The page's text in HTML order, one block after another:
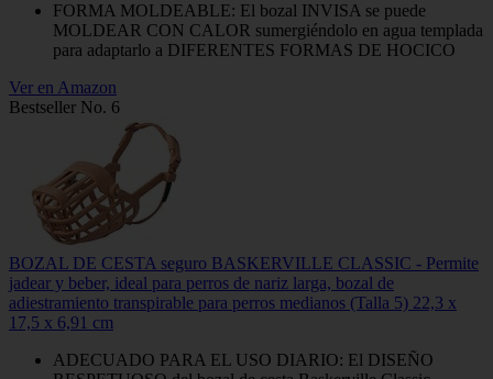
FORMA MOLDEABLE: El bozal INVISA se puede
MOLDEAR CON CALOR sumergiéndolo en agua templada
para adaptarlo a DIFERENTES FORMAS DE HOCICO
Ver en Amazon
Bestseller No. 6
BOZAL DE CESTA seguro BASKERVILLE CLASSIC - Permite
jadear y beber, ideal para perros de nariz larga, bozal de
adiestramiento transpirable para perros medianos (Talla 5) 22,3 x
17,5 x 6,91 cm
ADECUADO PARA EL USO DIARIO: El DISEÑO